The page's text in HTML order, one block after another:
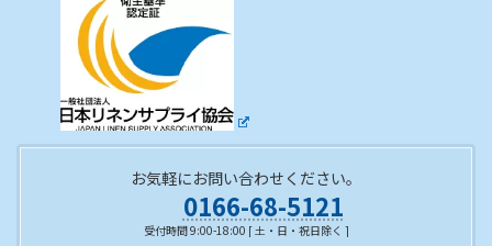
お気軽にお問い合わせください。
0166-68-5121
受付時間 9:00-18:00 [ 土・日・祝日除く ]